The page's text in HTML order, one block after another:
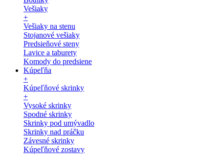
Vešiaky
+
Vešiaky na stenu
Stojanové vešiaky
Predsieňové steny
Lavice a taburety
Komody do predsiene
Kúpeľňa
+
Kúpeľňové skrinky
+
Vysoké skrinky
Spodné skrinky
Skrinky pod umývadlo
Skrinky nad práčku
Závesné skrinky
Kúpeľňové zostavy